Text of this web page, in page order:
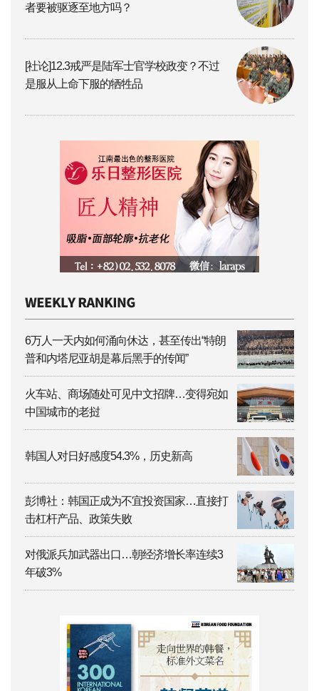
者要被驱逐至地方吗？
[社论]12.3戒严是陆军士官学校政变？不过
是服从上命下服的牺牲品
6万人一天内如何涌向休达，甚至传出“特朗
普和内塔尼亚胡是幕后黑手的传闻”
火车站、商场随处可见中文招牌…变得宛如
中国城市的老挝
韩国人对日好感度54.3%，历史新高
彭博社：韩国正成为不宜投资国家…直接打
击杠杆产品、政策失败
对俄派兵加武器出口…朝经济增长率连续3
年破3%